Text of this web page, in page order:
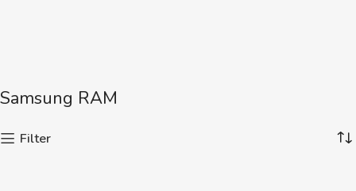
Samsung RAM
Filter